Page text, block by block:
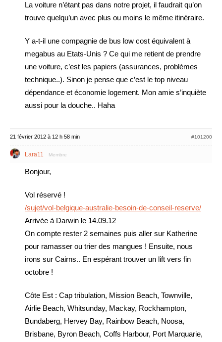
La voiture n’étant pas dans notre projet, il faudrait qu’on
trouve quelqu’un avec plus ou moins le même itinéraire.
Y a-t-il une compagnie de bus low cost équivalent à
megabus au Etats-Unis ? Ce qui me retient de prendre
une voiture, c’est les papiers (assurances, problèmes
technique..). Sinon je pense que c’est le top niveau
dépendance et économie logement. Mon amie s’inquiète
aussi pour la douche.. Haha
21 février 2012 à 12 h 58 min #101200
Lara11 Membre
Bonjour,
Vol réservé !
/sujet/vol-belgique-australie-besoin-de-conseil-reserve/
Arrivée à Darwin le 14.09.12
On compte rester 2 semaines puis aller sur Katherine
pour ramasser ou trier des mangues ! Ensuite, nous
irons sur Cairns.. En espérant trouver un lift vers fin
octobre !
Côte Est : Cap tribulation, Mission Beach, Townville,
Airlie Beach, Whitsunday, Mackay, Rockhampton,
Bundaberg, Hervey Bay, Rainbow Beach, Noosa,
Brisbane, Byron Beach, Coffs Harbour, Port Marquarie,